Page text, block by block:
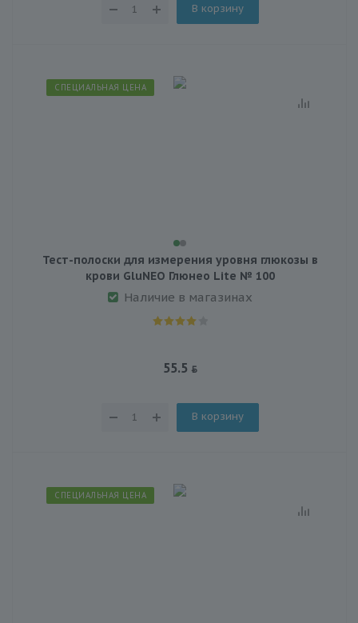
В корзину
СПЕЦИАЛЬНАЯ ЦЕНА
Тест-полоски для измерения уровня глюкозы в
крови GluNEO Глюнео Lite № 100
Наличие в магазинах
55.5
В корзину
СПЕЦИАЛЬНАЯ ЦЕНА